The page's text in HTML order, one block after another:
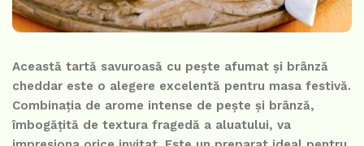
Această tartă savuroasă cu pește afumat și brânză
cheddar este o alegere excelentă pentru masa festivă.
Combinația de arome intense de pește și brânză,
îmbogățită de textura fragedă a aluatului, va